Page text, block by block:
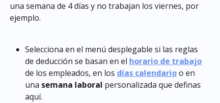
una semana de 4 días y no trabajan los viernes, por
ejemplo.
Selecciona en el menú desplegable si las reglas
de deducción se basan en el horario de trabajo
de los empleados, en los días calendario o en
una semana laboral personalizada que definas
aquí.